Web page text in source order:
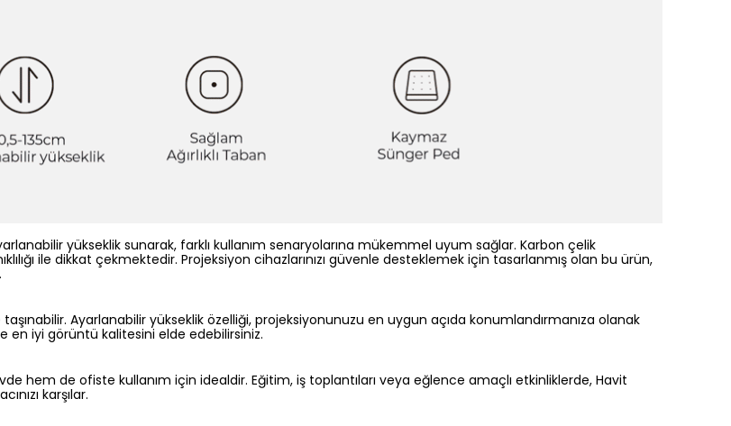
yükseklik sunarak, farklı kullanım senaryolarına mükemmel uyum sağlar. Karbon çelik
ile dikkat çekmektedir. Projeksiyon cihazlarınızı güvenle desteklemek için tasarlanmış olan bu ürün,
Ayarlanabilir yükseklik özelliği, projeksiyonunuzu en uygun açıda konumlandırmanıza olanak
en iyi görüntü kalitesini elde edebilirsiniz.
hem de ofiste kullanım için idealdir. Eğitim, iş toplantıları veya eğlence amaçlı etkinliklerde, Havit
karşılar.